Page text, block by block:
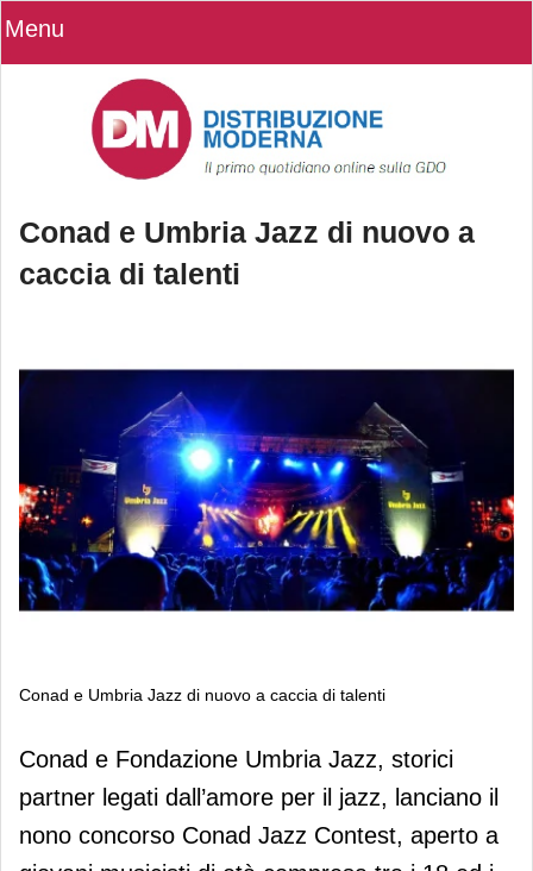
Menu
Conad e Umbria Jazz di nuovo a
caccia di talenti
Conad e Umbria Jazz di nuovo a caccia di talenti
Conad e Umbria Jazz di nuovo a
caccia di talenti
Conad e Fondazione Umbria Jazz, storici
partner legati dall’amore per il jazz, lanciano il
nono concorso Conad Jazz Contest, aperto a